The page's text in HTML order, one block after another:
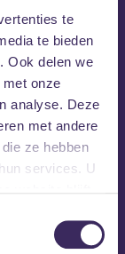
te
te bieden
Ook delen we
onze
analyse. Deze
met andere
ze hebben
services. U